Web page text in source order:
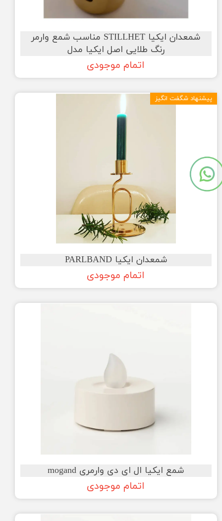
شمعدان ایکیا STILLHET مناسب شمع وارمر
رنگ طلایی اصل ایکیا مدل
اتمام موجودی
شمعدان ایکیا PARLBAND
اتمام موجودی
پیشنهاد شگفت انگیز
شمع ایکیا ال ای دی وارمری mogand
اتمام موجودی